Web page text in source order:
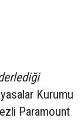
Kurumu
Paramount